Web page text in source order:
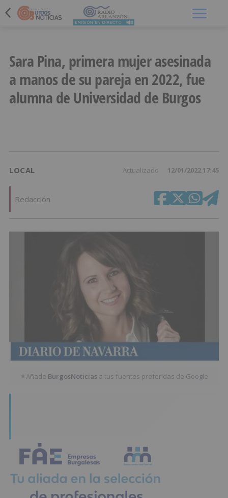
Sara Pina, primera mujer asesinada
a manos de su pareja en 2022, fue
alumna de Universidad de Burgos
LOCAL Actualizado 12/01/2022 17:45
Redacción
★Añade BurgosNoticias a tus fuentes preferidas de Google